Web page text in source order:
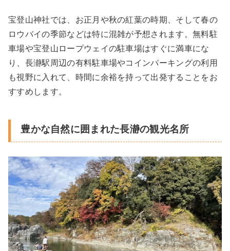
宝登山神社では、お正月や秋の紅葉の時期、そして春の
ロウバイの季節などは特に混雑が予想されます。無料駐
車場や宝登山ロープウェイの駐車場はすぐに満車にな
り、長瀞駅周辺の有料駐車場やコインパーキングの利用
も視野に入れて、時間に余裕を持って出発することをお
すすめします。
豊かな自然に囲まれた長瀞の観光名所